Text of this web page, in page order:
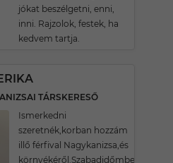
jókat beszélgetni, enni,
inni. Rajzolok, festek, ha
kedvem tartja.
TÁRSKERESŐ
Ismerkedni
szeretnék,korban hozzám
illő férfival Nagykanizsa,és
környékéről.Szabadidőmben